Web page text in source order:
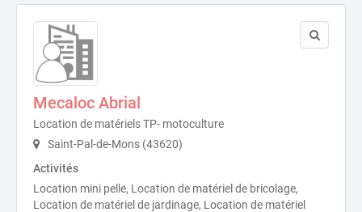
Mecaloc Abrial
Location de matériels TP- motoculture
Saint-Pal-de-Mons (43620)
Activités
Location mini pelle, Location de matériel de bricolage,
Location de matériel de jardinage, Location de matériel